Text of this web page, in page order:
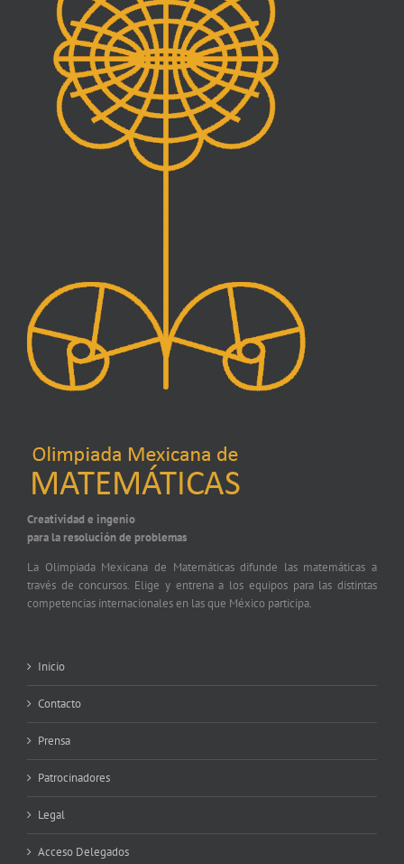
Creatividad e ingenio
para la resolución de problemas
La Olimpiada Mexicana de Matemáticas difunde las matemáticas a
través de concursos. Elige y entrena a los equipos para las distintas
competencias internacionales en las que México participa.
Inicio
Contacto
Prensa
Patrocinadores
Legal
Acceso Delegados